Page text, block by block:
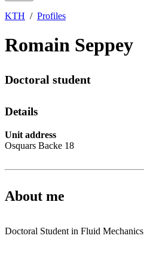
KTH Profiles
Romain Seppey
Doctoral student
Details
Unit address
Osquars Backe 18
About me
Doctoral Student in Fluid Mechanics